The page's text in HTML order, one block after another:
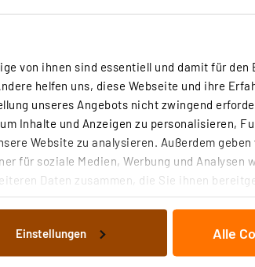
von ihnen sind essentiell und damit für den
helfen uns, diese Webseite und ihre
unseres Angebots nicht zwingend
Inhalte und Anzeigen zu personalisieren,
Website zu analysieren. Außerdem
für soziale Medien, Werbung und Analysen
Daten zusammen, die Sie ihnen
bzw. die von Ihnen ausgewählten
Cookies nach Zweck und Anbieter
Einstellungen Alle